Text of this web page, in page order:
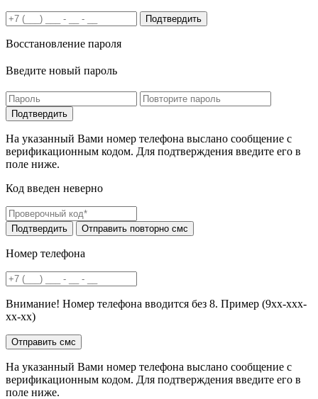
Подтвердить
Восстановление пароля
Введите новый пароль
На указанный Вами номер телефона выслано сообщение с
верификационным кодом. Для подтверждения введите его в
поле ниже.
Код введен неверно
Номер телефона
Внимание! Номер телефона вводится без 8. Пример (9хх-ххх-
хх-хх)
На указанный Вами номер телефона выслано сообщение с
верификационным кодом. Для подтверждения введите его в
поле ниже.